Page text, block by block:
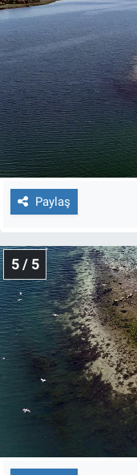
Paylaş
5 / 5